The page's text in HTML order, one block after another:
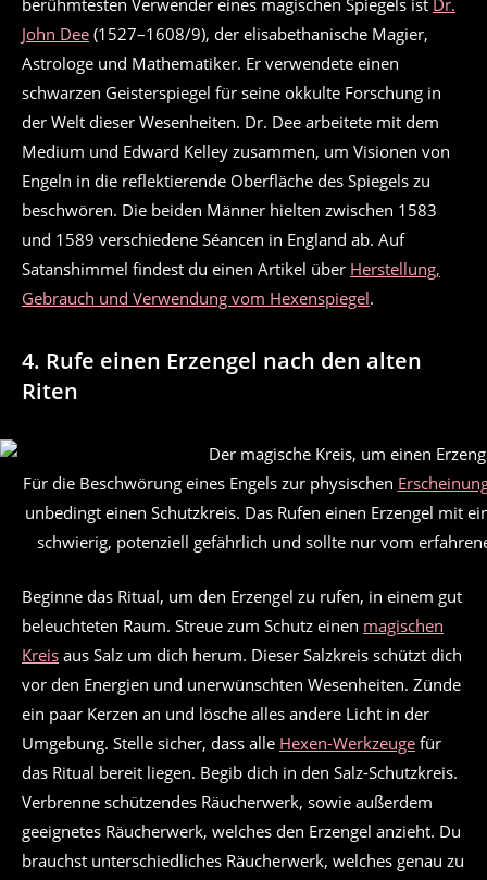
berühmtesten Verwender eines magischen Spiegels ist Dr.
John Dee (1527–1608/9), der elisabethanische Magier,
Astrologe und Mathematiker. Er verwendete einen
schwarzen Geisterspiegel für seine okkulte Forschung in
der Welt dieser Wesenheiten. Dr. Dee arbeitete mit dem
Medium und Edward Kelley zusammen, um Visionen von
Engeln in die reflektierende Oberfläche des Spiegels zu
beschwören. Die beiden Männer hielten zwischen 1583
und 1589 verschiedene Séancen in England ab. Auf
Satanshimmel findest du einen Artikel über Herstellung,
Gebrauch und Verwendung vom Hexenspiegel.
4. Rufe einen Erzengel nach den alten
Riten
Für die Beschwörung eines Engels zur physischen
unbedingt einen Schutzkreis. Das Rufen einen Erzengel mit
schwierig, potenziell gefährlich und sollte nur vom
Beginne das Ritual, um den Erzengel zu rufen, in einem gut
beleuchteten Raum. Streue zum Schutz einen magischen
Kreis aus Salz um dich herum. Dieser Salzkreis schützt dich
vor den Energien und unerwünschten Wesenheiten. Zünde
ein paar Kerzen an und lösche alles andere Licht in der
Umgebung. Stelle sicher, dass alle Hexen-Werkzeuge für
das Ritual bereit liegen. Begib dich in den Salz-Schutzkreis.
Verbrenne schützendes Räucherwerk, sowie außerdem
geeignetes Räucherwerk, welches den Erzengel anzieht. Du
brauchst unterschiedliches Räucherwerk, welches genau zu